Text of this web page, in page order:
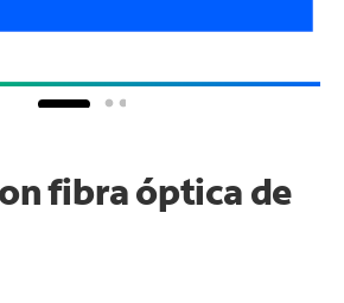
fibra óptica de